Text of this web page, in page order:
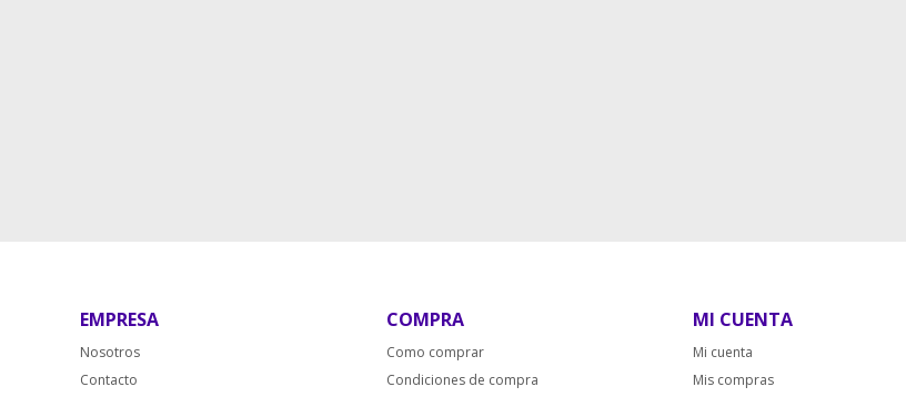
EMPRESA
Nosotros
Contacto
COMPRA
Como comprar
Condiciones de compra
MI CUENTA
Mi cuenta
Mis compras